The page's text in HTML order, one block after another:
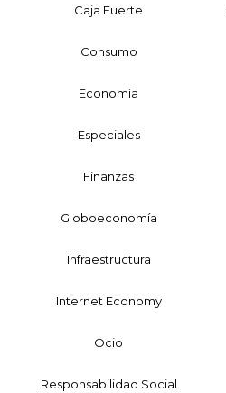
Caja Fuerte
Consumo
Economía
Especiales
Finanzas
Globoeconomía
Infraestructura
Internet Economy
Ocio
Responsabilidad Social